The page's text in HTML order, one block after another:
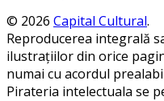
© 2026 Capital Cultural.
Reproducerea integrală
ilustrațiilor din orice
numai cu acordul
Pirateria intelectuala se